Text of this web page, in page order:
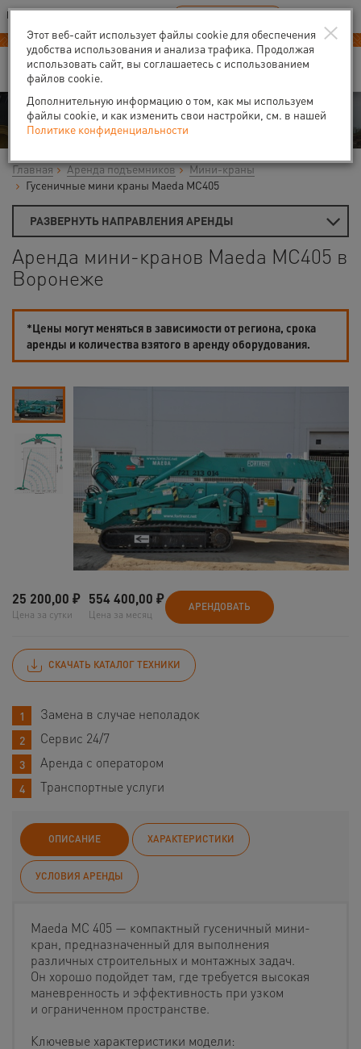
Ваш город:Воронеж
В Вашем регионе нет наших офисов RU EN
Аренда
Главная Аренда подъемников
Мини-краны
Гусеничные мини краны Maeda MC405
РАЗВЕРНУТЬ НАПРАВЛЕНИЯ АРЕНДЫ
Аренда мини-кранов Maeda MC405 в
Воронеже
*Цены могут меняться в зависимости от региона, срока
аренды и количества взятого в аренду оборудования.
25 200,00 ₽
Цена за сутки
554 400,00 ₽
Цена за месяц
АРЕНДОВАТЬ
СКАЧАТЬ КАТАЛОГ ТЕХНИКИ
Замена в случае неполадок
Сервис 24/7
Аренда с оператором
Транспортные услуги
ОПИСАНИЕ ХАРАКТЕРИСТИКИ
УСЛОВИЯ АРЕНДЫ
Maeda MC 405 — компактный гусеничный мини-
кран, предназначенный для выполнения
различных строительных и монтажных задач.
Он хорошо подойдет там, где требуется высокая
маневренность и эффективность при узком
и ограниченном пространстве.
Ключевые характеристики модели:
×
Этот веб-сайт использует файлы cookie для обеспечения
удобства использования и анализа трафика. Продолжая
использовать сайт, вы соглашаетесь с использованием
файлов cookie.
Дополнительную информацию о том, как мы используем
файлы cookie, и как изменить свои настройки, см. в нашей
Политике конфиденциальности